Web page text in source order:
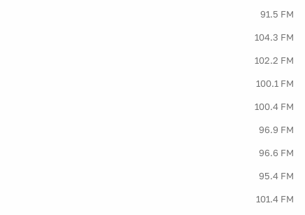
91.5 FM
104.3 FM
102.2 FM
100.1 FM
100.4 FM
96.9 FM
96.6 FM
95.4 FM
101.4 FM